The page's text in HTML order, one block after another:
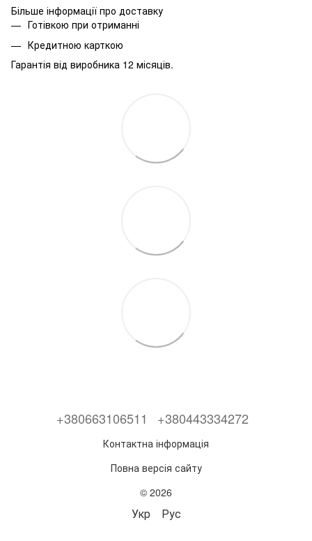
Більше інформації про доставку
Готівкою при отриманні
Кредитною карткою
Гарантія від виробника 12 місяців.
+380663106511 +380443334272
Контактна інформація
Повна версія сайту
© 2026
Укр Рус